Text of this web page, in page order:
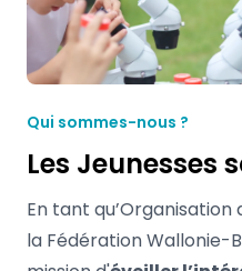
Qui sommes-nous ?
Les Jeunesses
En tant
la Fédération Wallonie-